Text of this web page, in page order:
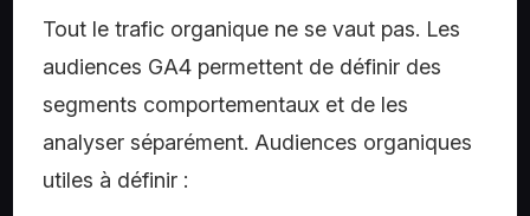
Tout le trafic organique ne se vaut pas. Les
audiences GA4 permettent de définir des
segments comportementaux et de les
analyser séparément. Audiences organiques
utiles à définir :